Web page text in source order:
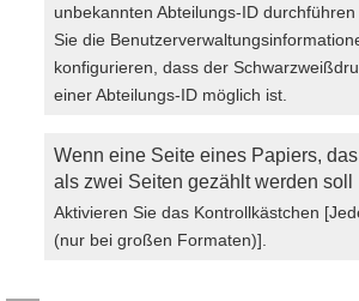
unbekannten Abteilungs-ID
Sie die
konfigurieren, dass der
einer Abteilungs-ID möglich ist.
Wenn eine Seite eines Papiers,
als zwei Seiten gezählt werden soll
Aktivieren Sie das Kontrollkästchen
(nur bei großen Formaten)].